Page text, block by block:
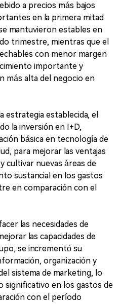
a precios más bajos
en la primera mitad
mantuvieron estables en
trimestre, mientras que el
con menor margen
importante y
más alta del negocio en
estrategia establecida, el
la inversión en I+D,
básica en tecnología de
para mejorar las ventajas
cultivar nuevas áreas de
sustancial en los gastos
en comparación con el
las necesidades de
las capacidades de
se incrementó su
organización y
sistema de marketing, lo
significativo en los gastos de
con el período